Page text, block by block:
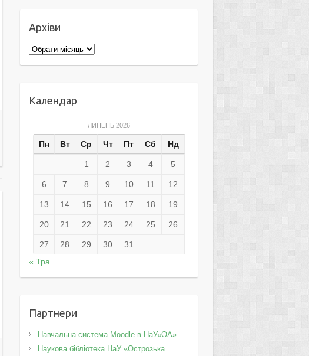
Архіви
Архіви
Календар
ЛИПЕНЬ 2026
Пн Вт Ср Чт Пт Сб Нд
1 2 3 4 5
6 7 8 9 10 11 12
13 14 15 16 17 18 19
20 21 22 23 24 25 26
27 28 29 30
31
« Тра
Партнери
Навчальна система Moodle в НаУ«ОА»
Наукова бібліотека НаУ «Острозька